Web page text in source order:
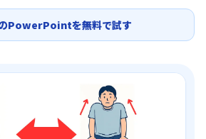
PowerPointを無料で試す